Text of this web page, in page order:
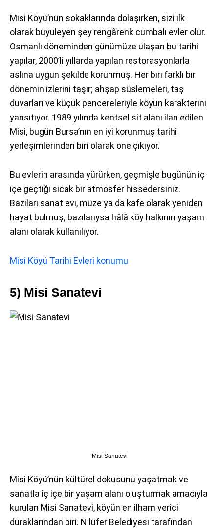
Misi Köyü’nün sokaklarında dolaşırken, sizi ilk
olarak büyüleyen şey rengârenk cumbalı evler olur.
Osmanlı döneminden günümüze ulaşan bu tarihi
yapılar, 2000’li yıllarda yapılan restorasyonlarla
aslına uygun şekilde korunmuş. Her biri farklı bir
dönemin izlerini taşır; ahşap süslemeleri, taş
duvarları ve küçük pencereleriyle köyün karakterini
yansıtıyor. 1989 yılında kentsel sit alanı ilan edilen
Misi, bugün Bursa’nın en iyi korunmuş tarihi
yerleşimlerinden biri olarak öne çıkıyor.
Bu evlerin arasında yürürken, geçmişle bugünün iç
içe geçtiği sıcak bir atmosfer hissedersiniz.
Bazıları sanat evi, müze ya da kafe olarak yeniden
hayat bulmuş; bazılarıysa hâlâ köy halkının yaşam
alanı olarak kullanılıyor.
Misi Köyü Tarihi Evleri konumu
5) Misi Sanatevi
Misi Sanatevi
Misi Köyü’nün kültürel dokusunu yaşatmak ve
sanatla iç içe bir yaşam alanı oluşturmak amacıyla
kurulan Misi Sanatevi, köyün en ilham verici
duraklarından biri. Nilüfer Belediyesi tarafından